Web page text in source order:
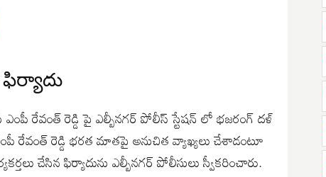
ఎంపీ రేవంత్ రెడ్డి పై ఎల్బీనగర్ పోలీస్ స్టేషన్ లో భజరంగ్ దళ్
రేవంత్ రెడ్డి భరత మాతపై అనుచిత వ్యాఖ్యలు చేశాడంటూ
చేసిన ఫిర్యాదును ఎల్బీనగర్ పోలీసులు స్వీకరించారు.